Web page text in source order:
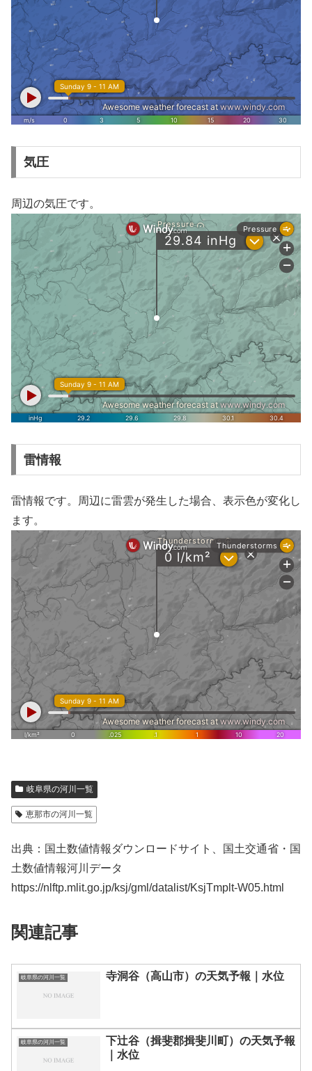
気圧
周辺の気圧です。
雷情報
雷情報です。周辺に雷雲が発生した場合、表示色が変化し
ます。
岐阜県の河川一覧
恵那市の河川一覧
出典：国土数値情報ダウンロードサイト、国土交通省・国
土数値情報河川データ
https://nlftp.mlit.go.jp/ksj/gml/datalist/KsjTmplt-W05.html
関連記事
岐阜県の河川一覧 寺洞谷（高山市）の天気予報｜水位
岐阜県の河川一覧
下辻谷（揖斐郡揖斐川町）の天気予報
｜水位